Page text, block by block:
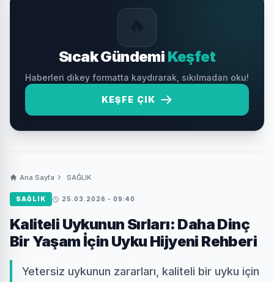
Sıcak Gündemi Keşfet
Haberleri dikey formatta kaydırarak, sıkılmadan oku!
KEŞFE ÇIK
Ana Sayfa SAĞLIK
SAĞLIK 25.03.2026 - 09:40
Kaliteli Uykunun Sırları: Daha Dinç
Bir Yaşam İçin Uyku Hijyeni Rehberi
Yetersiz uykunun zararları, kaliteli bir uyku için